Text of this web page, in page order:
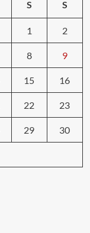
S S
1 2
8 9
15 16
22 23
29 30